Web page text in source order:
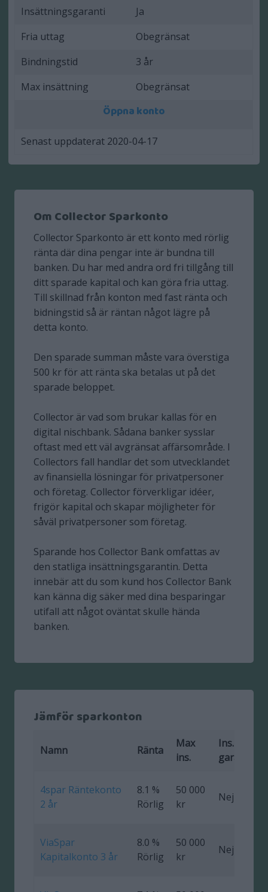
Insättningsgaranti
Ja
Fria uttag
Obegränsat
Bindningstid
3 år
Max insättning
Obegränsat
Öppna konto
Senast uppdaterat 2020-04-17
Om Collector Sparkonto
Collector Sparkonto är ett konto med rörlig
ränta där dina pengar inte är bundna till
banken. Du har med andra ord fri tillgång till
ditt sparade kapital och kan göra fria uttag.
Till skillnad från konton med fast ränta och
bidningstid så är räntan något lägre på
detta konto.
Den sparade summan måste vara överstiga
500 kr för att ränta ska betalas ut på det
sparade beloppet.
Collector är vad som brukar kallas för en
digital nischbank. Sådana banker sysslar
oftast med ett väl avgränsat affärsområde. I
Collectors fall handlar det som utvecklandet
av finansiella lösningar för privatpersoner
och företag. Collector förverkligar idéer,
frigör kapital och skapar möjligheter för
såväl privatpersoner som företag.
Sparande hos Collector Bank omfattas av
den statliga insättningsgarantin. Detta
innebär att du som kund hos Collector Bank
kan känna dig säker med dina besparingar
utifall att något oväntat skulle hända
banken.
Jämför sparkonton
Namn Ränta
Max
ins.
Ins.
garanti
4spar Räntekonto
2 år
8.1 %
Rörlig
50 000
kr
Nej
ViaSpar
Kapitalkonto 3 år
8.0 %
Rörlig
50 000
kr
Nej